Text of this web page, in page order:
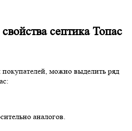
септика Топас
можно выделить ряд
аналогов.